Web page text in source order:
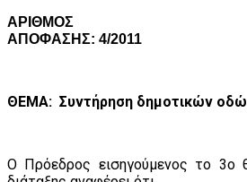
ΑΡΙΘΜΟΣ
ΑΠΟΦΑΣΗΣ: 4/2011
ΘΕΜΑ: Συντήρηση δημοτικών
Ο Πρόεδρος εισηγούμενος το 3ο